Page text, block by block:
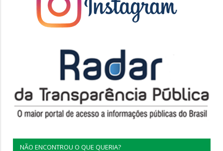
NÃO ENCONTROU O QUE QUERIA?